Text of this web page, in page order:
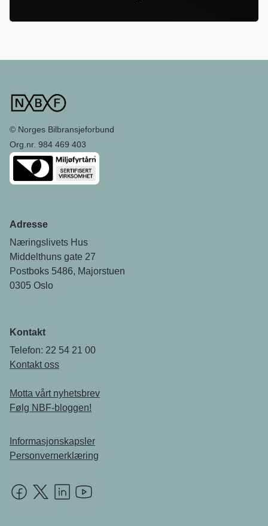
© Norges Bilbransjeforbund
Org.nr. 984 469 403
Adresse
Næringslivets Hus
Middelthuns gate 27
Postboks 5486, Majorstuen
0305 Oslo
Kontakt
Telefon: 22 54 21 00
Kontakt oss
Motta vårt nyhetsbrev
Følg NBF-bloggen!
Informasjonskapsler
Personvernerklæring